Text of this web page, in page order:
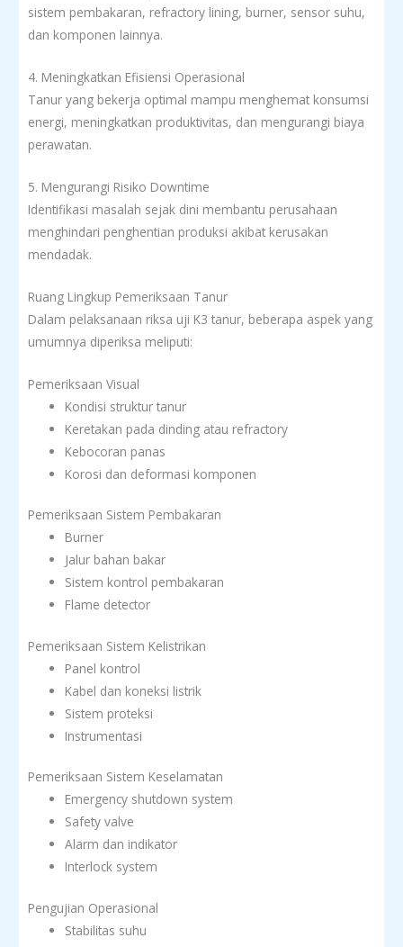
sistem pembakaran, refractory lining, burner, sensor suhu,
dan komponen lainnya.
4. Meningkatkan Efisiensi Operasional
Tanur yang bekerja optimal mampu menghemat konsumsi
energi, meningkatkan produktivitas, dan mengurangi biaya
perawatan.
5. Mengurangi Risiko Downtime
Identifikasi masalah sejak dini membantu perusahaan
menghindari penghentian produksi akibat kerusakan
mendadak.
Ruang Lingkup Pemeriksaan Tanur
Dalam pelaksanaan riksa uji K3 tanur, beberapa aspek yang
umumnya diperiksa meliputi:
Pemeriksaan Visual
Kondisi struktur tanur
Keretakan pada dinding atau refractory
Kebocoran panas
Korosi dan deformasi komponen
Pemeriksaan Sistem Pembakaran
Burner
Jalur bahan bakar
Sistem kontrol pembakaran
Flame detector
Pemeriksaan Sistem Kelistrikan
Panel kontrol
Kabel dan koneksi listrik
Sistem proteksi
Instrumentasi
Pemeriksaan Sistem Keselamatan
Emergency shutdown system
Safety valve
Alarm dan indikator
Interlock system
Pengujian Operasional
Stabilitas suhu